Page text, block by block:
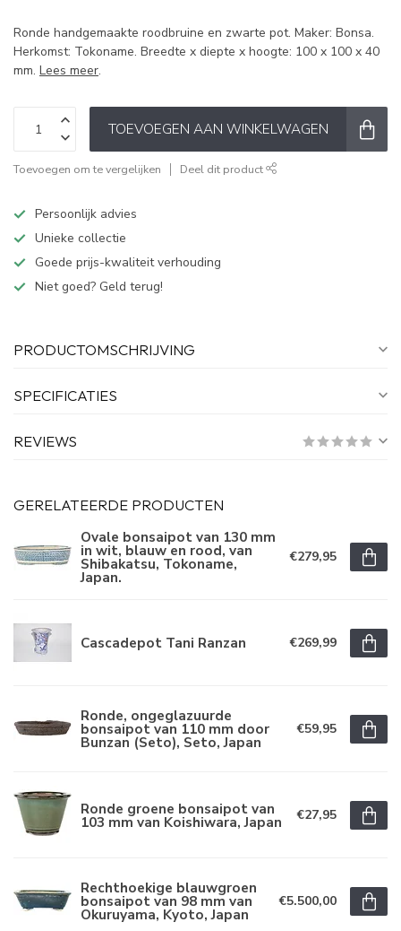
Ronde handgemaakte roodbruine en zwarte pot. Maker: Bonsa.
Herkomst: Tokoname. Breedte x diepte x hoogte: 100 x 100 x 40
mm. Lees meer.
TOEVOEGEN AAN WINKELWAGEN
Toevoegen om te vergelijken Deel dit product
Persoonlijk advies
Unieke collectie
Goede prijs-kwaliteit verhouding
Niet goed? Geld terug!
PRODUCTOMSCHRIJVING
SPECIFICATIES
REVIEWS
GERELATEERDE PRODUCTEN
Ovale bonsaipot van 130 mm
in wit, blauw en rood, van
Shibakatsu, Tokoname,
Japan.
€279,95
Cascadepot Tani Ranzan €269,99
Ronde, ongeglazuurde
bonsaipot van 110 mm door
Bunzan (Seto), Seto, Japan
€59,95
Ronde groene bonsaipot van
103 mm van Koishiwara, Japan €27,95
Rechthoekige blauwgroen
bonsaipot van 98 mm van
Okuruyama, Kyoto, Japan
€5.500,00